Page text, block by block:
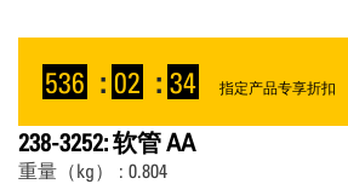
536 : 02 : 34 指定产品专享折扣
238-3252: 软管 AA
重量（kg） : 0.804